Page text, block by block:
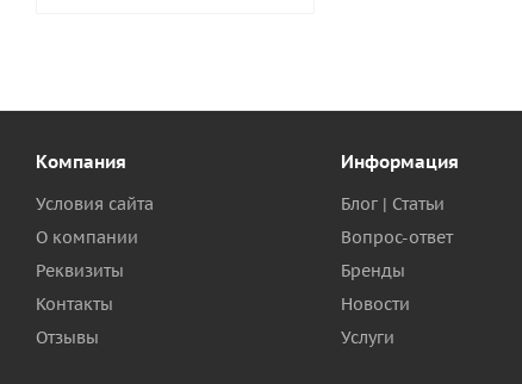
Компания
Условия сайта
О компании
Реквизиты
Контакты
Отзывы
Информация
Блог | Статьи
Вопрос-ответ
Бренды
Новости
Услуги